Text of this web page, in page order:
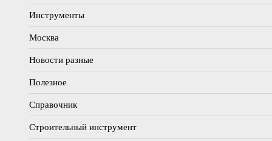
Инструменты
Москва
Новости разные
Полезное
Справочник
Строительный инструмент